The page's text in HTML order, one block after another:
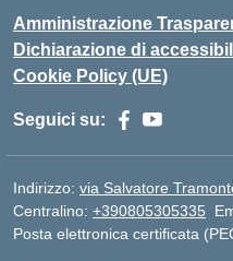
Amministrazione
Dichiarazione di
Cookie Policy (UE)
Seguici su:
Indirizzo: via Salvatore
Centralino: +390805305335
Posta elettronica certificata